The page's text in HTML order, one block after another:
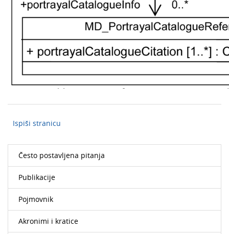
Ispiši stranicu
Često postavljena pitanja
Publikacije
Pojmovnik
Akronimi i kratice